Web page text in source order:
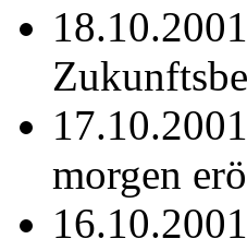
morgen